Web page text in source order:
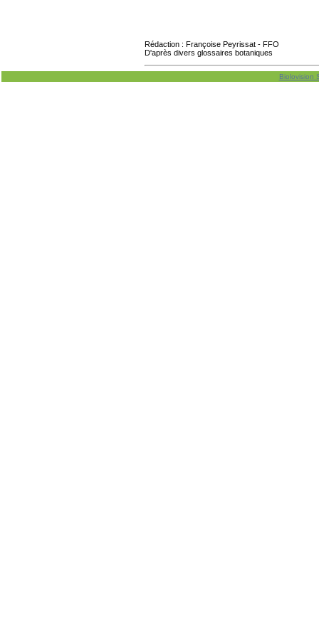
Rédaction : Françoise Peyrissat - FFO
D'après divers glossaires botaniques
Biolovision